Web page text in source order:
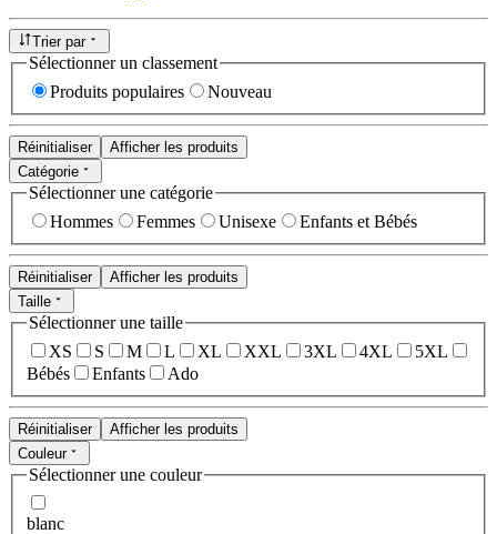
Trier par
Sélectionner un classement
Produits populaires
Nouveau
Réinitialiser
Afficher les produits
Catégorie
Sélectionner une catégorie
Hommes
Femmes Unisexe Enfants et Bébés
Réinitialiser
Afficher les produits
Taille
Sélectionner une taille
XS
S M L XL XXL 3XL 4XL
5XL
Bébés
Enfants Ado
Réinitialiser
Afficher les produits
Couleur
Sélectionner une couleur
blanc